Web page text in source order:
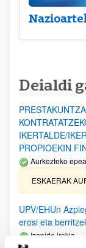
Deialdi
IKERTALDE/
PROPIOEKIN
Aurkezteko
ESKAERAK
UPV/EHUn
erosi eta
Izapide irekia